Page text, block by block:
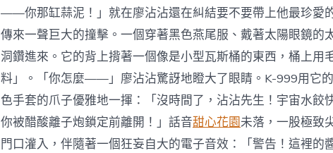
——你那缸蒜泥！」就在廖沾沾還在糾結要不要帶上他最珍愛
傳來一聲巨大的撞擊。一個穿著黑色燕尾服、戴著太陽眼鏡的
洞鑽進來。它的背上揹著一個像是小型瓦斯桶的東西，桶上用
料」。「你怎麼——」廖沾沾驚訝地瞪大了眼睛。K-999用它
色手套的爪子優雅地一揮：「沒時間了，沾沾先生！宇宙水餃
你被醋酸離子炮鎖定前離開！」話音甜心花園未落，一股極致
門口灌入，伴隨著一個狂妄自大的電子音效：「警告！這裡的